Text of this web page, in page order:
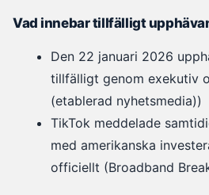
Vad innebar tillfälligt
Den 22 januari 2026
tillfälligt genom exekutiv
(etablerad nyhetsmedia))
TikTok meddelade
med amerikanska
officiellt (Broadband